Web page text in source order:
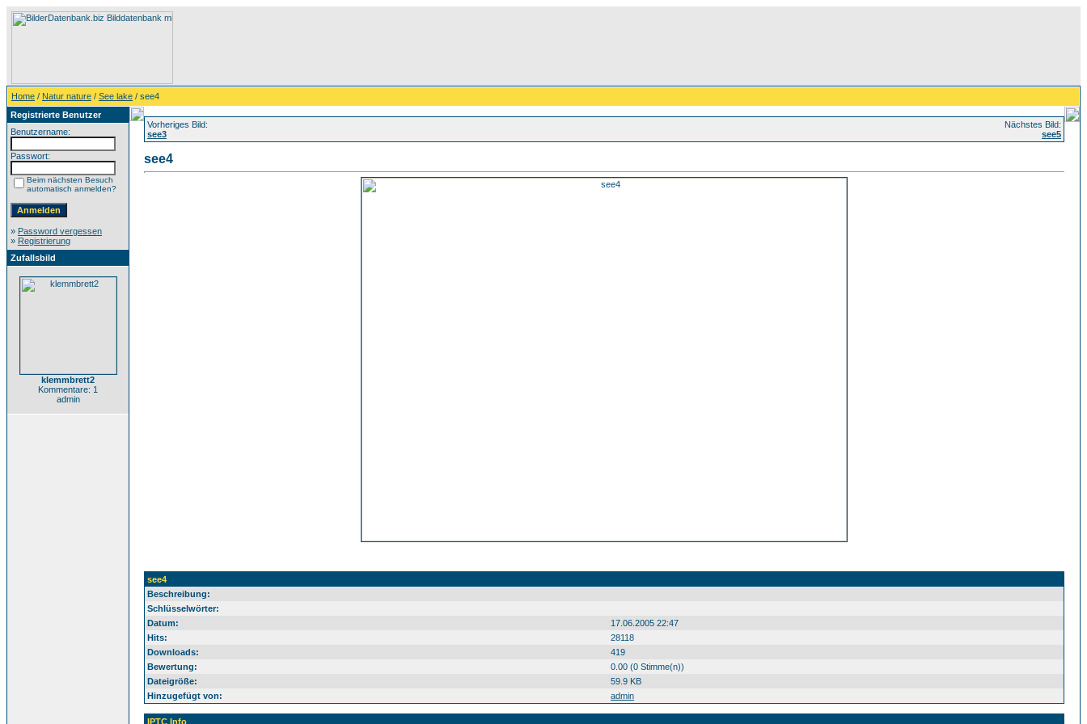
Home / Natur nature / See lake / see4
Registrierte Benutzer
Benutzername:
Passwort:
Beim nächsten Besuch
automatisch anmelden?
» Password vergessen
» Registrierung
Zufallsbild
klemmbrett2
Kommentare: 1
admin
Vorheriges Bild:
see3
Nächstes Bild:
see5
see4
see4
Beschreibung:
Schlüsselwörter:
Datum:
17.06.2005 22:47
Hits:
28118
Downloads:
419
Bewertung:
0.00 (0 Stimme(n))
Dateigröße:
59.9 KB
Hinzugefügt von:
admin
IPTC Info